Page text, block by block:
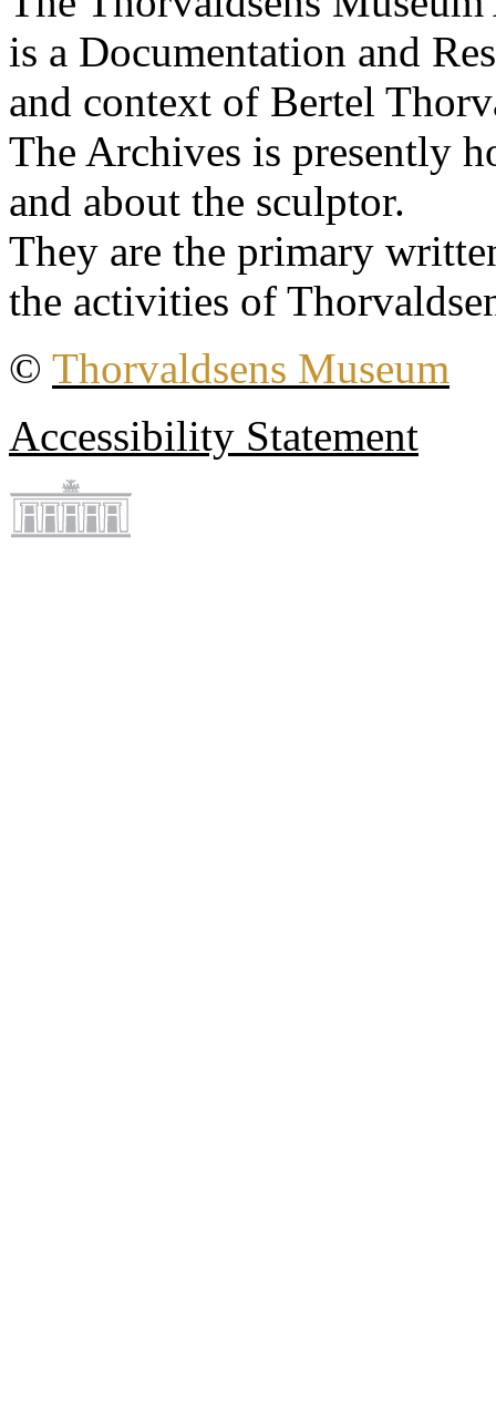
is a Documentation and
and context of Bertel
The Archives is presently
and about the sculptor.
They are the primary
the activities of
© Thorvaldsens Museum
Accessibility Statement